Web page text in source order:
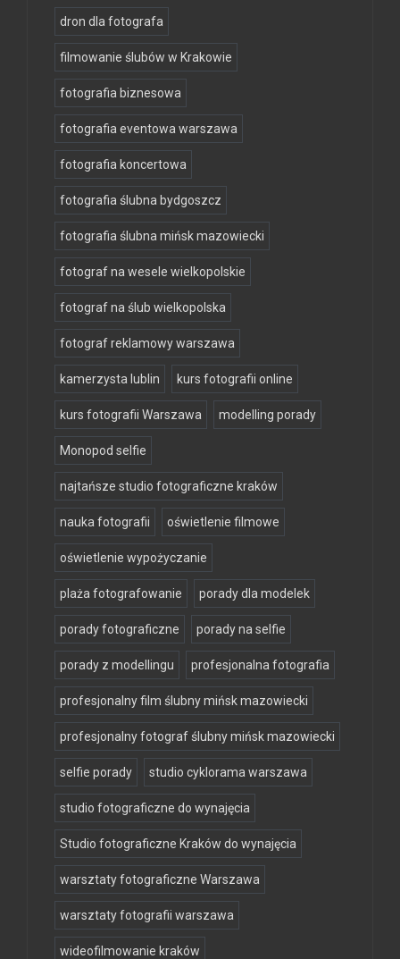
dron dla fotografa
filmowanie ślubów w Krakowie
fotografia biznesowa
fotografia eventowa warszawa
fotografia koncertowa
fotografia ślubna bydgoszcz
fotografia ślubna mińsk mazowiecki
fotograf na wesele wielkopolskie
fotograf na ślub wielkopolska
fotograf reklamowy warszawa
kamerzysta lublin kurs fotografii online
kurs fotografii Warszawa modelling porady
Monopod selfie
najtańsze studio fotograficzne kraków
nauka fotografii oświetlenie filmowe
oświetlenie wypożyczanie
plaża fotografowanie porady dla modelek
porady fotograficzne porady na selfie
porady z modellingu profesjonalna fotografia
profesjonalny film ślubny mińsk mazowiecki
profesjonalny fotograf ślubny mińsk mazowiecki
selfie porady studio cyklorama warszawa
studio fotograficzne do wynajęcia
Studio fotograficzne Kraków do wynajęcia
warsztaty fotograficzne Warszawa
warsztaty fotografii warszawa
wideofilmowanie kraków